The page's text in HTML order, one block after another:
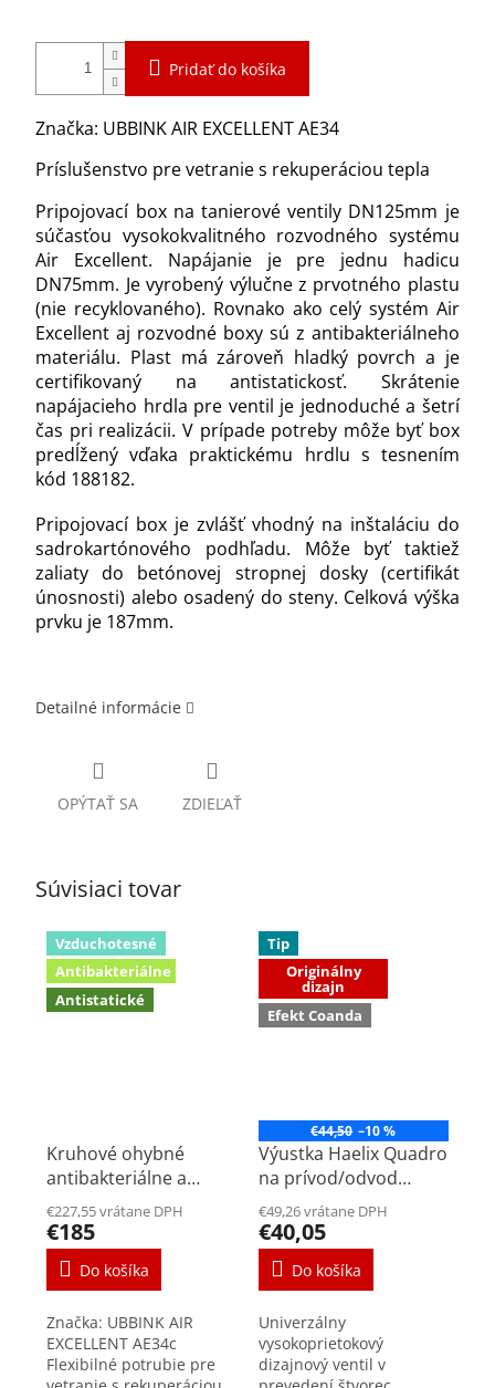
Pridať do košíka
Značka: UBBINK AIR EXCELLENT AE34
Príslušenstvo pre vetranie s rekuperáciou tepla
Pripojovací box na tanierové ventily DN125mm je
súčasťou vysokokvalitného rozvodného systému
Air Excellent. Napájanie je pre jednu hadicu
DN75mm. Je vyrobený výlučne z prvotného plastu
(nie recyklovaného). Rovnako ako celý systém Air
Excellent aj rozvodné boxy sú z antibakteriálneho
materiálu. Plast má zároveň hladký povrch a je
certifikovaný na antistatickosť. Skrátenie
napájacieho hrdla pre ventil je jednoduché a šetrí
čas pri realizácii. V prípade potreby môže byť box
predĺžený vďaka praktickému hrdlu s tesnením
kód 188182.
Pripojovací box je zvlášť vhodný na inštaláciu do
sadrokartónového podhľadu. Môže byť taktiež
zaliaty do betónovej stropnej dosky (certifikát
únosnosti) alebo osadený do steny. Celková výška
prvku je 187mm.
Detailné informácie
OPÝTAŤ SA ZDIEĽAŤ
Súvisiaci tovar
Vzduchotesné
Antibakteriálne
Antistatické
Kruhové ohybné
antibakteriálne a
antistatické potrubie
UBBINK DN75mm 50m
€227,55 vrátane DPH
€185
Do košíka
Značka: UBBINK AIR
EXCELLENT AE34c
Flexibilné potrubie pre
Tip
Originálny
dizajn
Efekt Coanda
€44,50 –10 %
Výustka Haelix Quadro
na prívod/odvod
vzduchu DN125mm
€49,26 vrátane DPH
€40,05
Do košíka
Univerzálny
vysokoprietokový
dizajnový ventil v